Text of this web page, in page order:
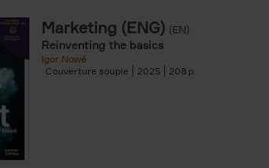
Marketing (ENG) (EN)
Reinventing the basics
Igor Nowé
Couverture souple
2025 208